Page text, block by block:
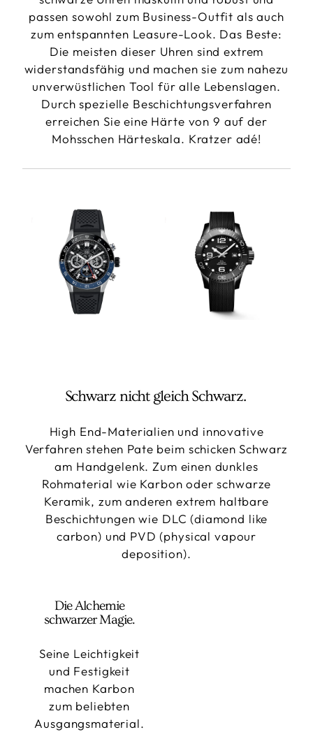
passen sowohl zum Business-Outfit als auch
zum entspannten Leasure-Look. Das Beste:
Die meisten dieser Uhren sind extrem
widerstandsfähig und machen sie zum nahezu
unverwüstlichen Tool für alle Lebenslagen.
Durch spezielle Beschichtungsverfahren
erreichen Sie eine Härte von 9 auf der
Mohsschen Härteskala. Kratzer adé!
Schwarz nicht gleich Schwarz.
High End-Materialien und innovative
Verfahren stehen Pate beim schicken Schwarz
am Handgelenk. Zum einen dunkles
Rohmaterial wie Karbon oder schwarze
Keramik, zum anderen extrem haltbare
Beschichtungen wie DLC (diamond like
carbon) und PVD (physical vapour
deposition).
Die Alchemie
schwarzer Magie.
Seine Leichtigkeit
und Festigkeit
machen Karbon
zum beliebten
Ausgangsmaterial.